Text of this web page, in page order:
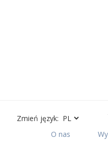
Zmień język:
O nas